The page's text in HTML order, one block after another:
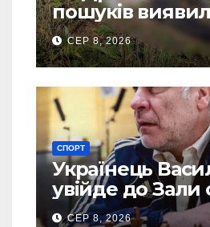
пошуків
зниклого
СЕР 8, 2026
СПОРТ
Українець
увійде до Зали
шахової слави
СЕР 8, 2026